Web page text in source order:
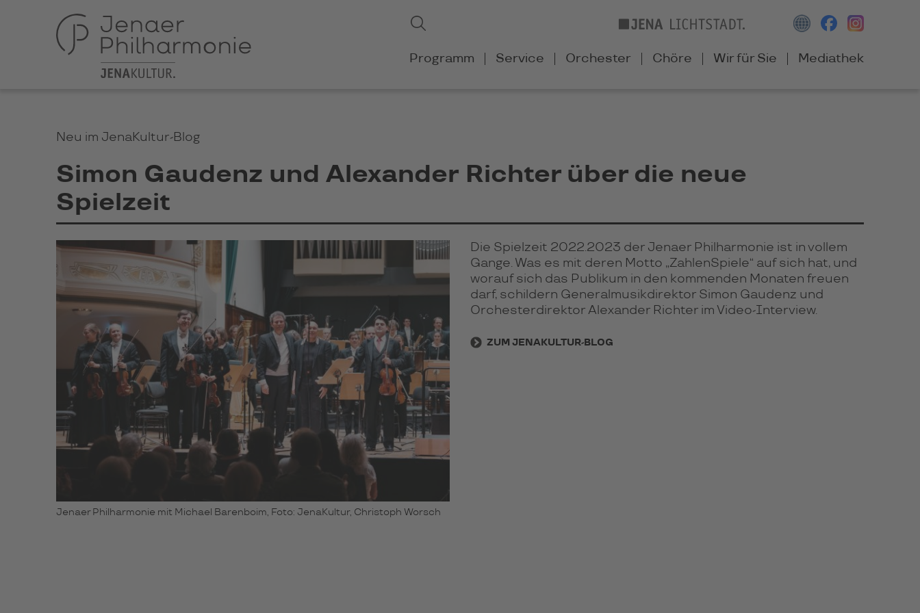
Suchbegriffe
Navigation
Programm Service Orchester Chöre Wir für Sie Mediathek
Neu im JenaKultur-Blog
Simon Gaudenz und Alexander Richter über die neue
Spielzeit
Jenaer Philharmonie mit Michael Barenboim, Foto: JenaKultur, Christoph Worsch
Die Spielzeit 2022.2023 der Jenaer Philharmonie ist in vollem
Gange. Was es mit deren Motto „ZahlenSpiele“ auf sich hat, und
worauf sich das Publikum in den kommenden Monaten freuen
darf, schildern Generalmusikdirektor Simon Gaudenz und
Orchesterdirektor Alexander Richter im Video-Interview.
ZUM JENAKULTUR-BLOG